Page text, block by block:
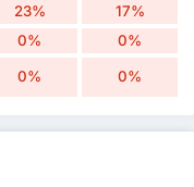
23% 17%
0% 0%
0% 0%